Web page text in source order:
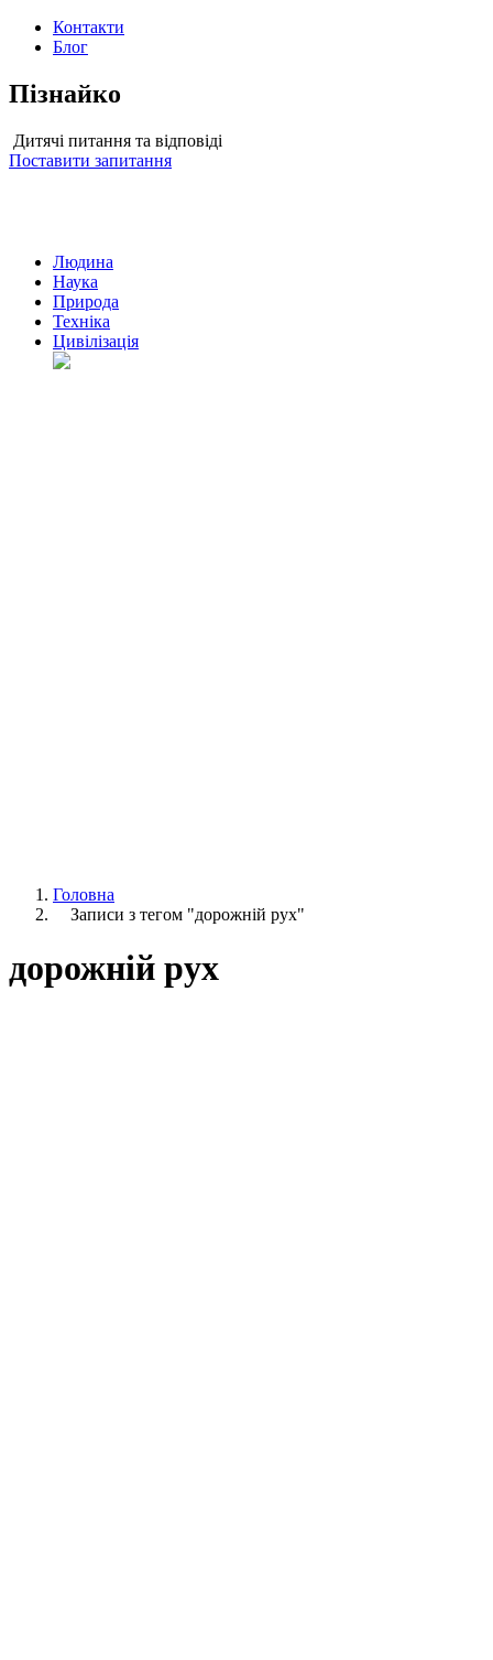
Контакти
Блог
Пізнайко
Дитячі питання та відповіді
Поставити запитання
Людина
Наука
Природа
Техніка
Цивілізація
Головна
Записи з тегом "дорожній рух"
дорожній рух